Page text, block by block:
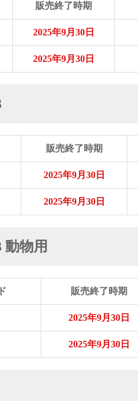
販売終了時期
2025年9月30日
2025年9月30日
販売終了時期
2025年9月30日
2025年9月30日
動物用
販売終了時期
2025年9月30日
2025年9月30日